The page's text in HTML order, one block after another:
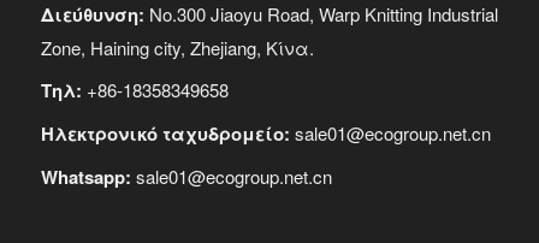
Διεύθυνση: No.300 Jiaoyu Road, Warp Knitting Industrial
Zone, Haining city, Zhejiang, Κίνα.
Τηλ: +86-18358349658
Ηλεκτρονικό ταχυδρομείο: sale01@ecogroup.net.cn
Whatsapp: sale01@ecogroup.net.cn